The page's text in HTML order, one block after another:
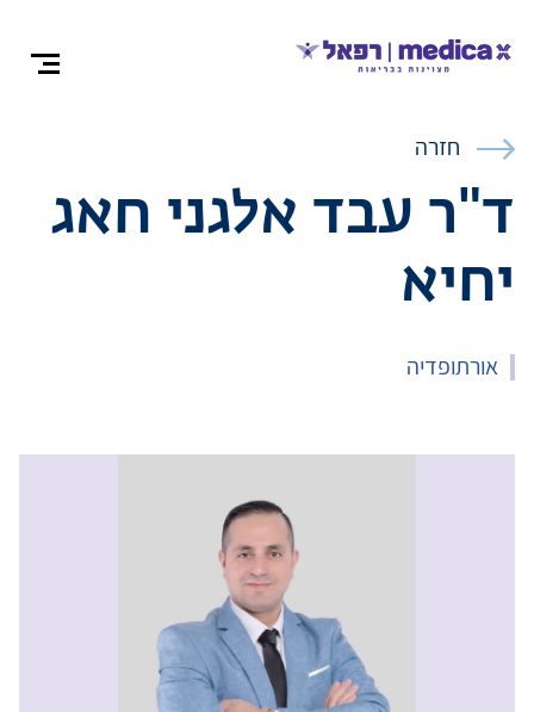
צרו
ניתוחים
חזרה
ד"ר עבד אלגני חאג
יחיא
אורתופדיה